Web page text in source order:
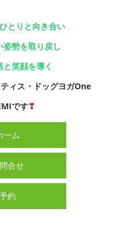
とりと向き合い
姿勢を取り戻し
笑顔を導く
ィス・ドッグヨガOne
です❣
ーム
合せ
予約